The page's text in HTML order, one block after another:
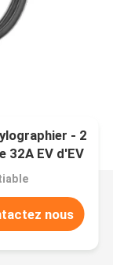
- 2
32A EV d'EV
nous